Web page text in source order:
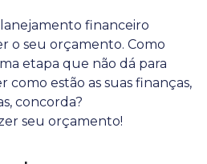
financeiro
o seu orçamento. Como
etapa que não dá para
como estão as suas finanças,
concorda?
seu orçamento!